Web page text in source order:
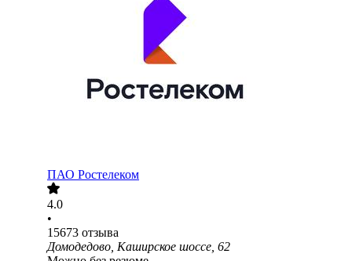
ПАО Ростелеком
4.0
•
15673 отзыва
Домодедово, Каширское шоссе, 62